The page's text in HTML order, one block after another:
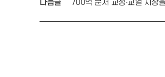
다음글 700억 문서 교정·교열 시장